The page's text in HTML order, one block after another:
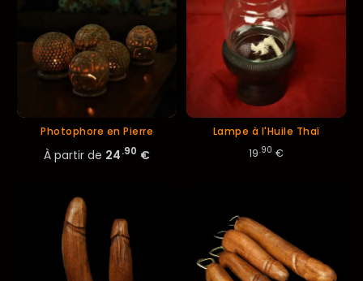
Photophore en Pierre
À partir de 24.90 €
Lampe à l'Huile Thaï
19.90 €